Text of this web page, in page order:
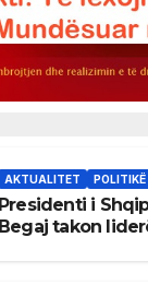
AKTUALITET POLITIKË
Presidenti i
Begaj takon